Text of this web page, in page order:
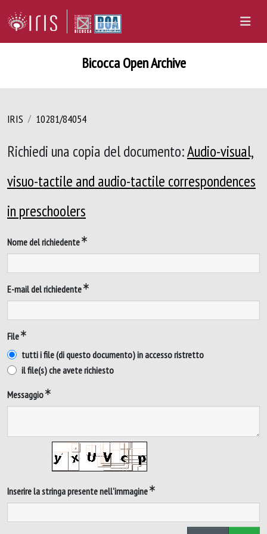
Bicocca Open Archive
IRIS 10281/84054
Richiedi una copia del documento:Audio-visual,
visuo-tactile and audio-tactile correspondences
in preschoolers
Nome del richiedente
E-mail del richiedente
File
tutti i file (di questo documento) in accesso ristretto
il file(s) che avete richiesto
Messaggio
Inserire la stringa presente nell'immagine